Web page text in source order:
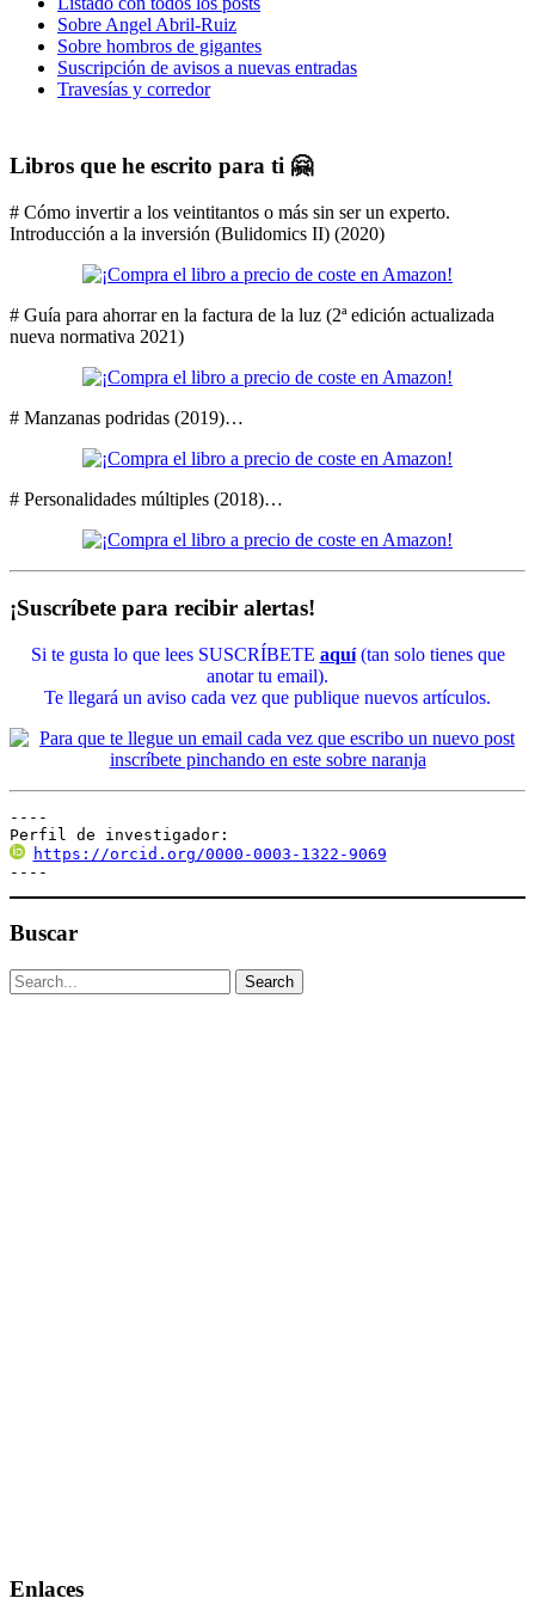
Sobre Angel Abril-Ruiz
Sobre hombros de gigantes
Suscripción de avisos a nuevas entradas
Travesías y corredor
Libros que he escrito para ti 🤗
# Cómo invertir a los veintitantos o más sin ser un experto.
Introducción a la inversión (Bulidomics II) (2020)
# Guía para ahorrar en la factura de la luz (2ª edición actualizada
nueva normativa 2021)
# Manzanas podridas (2019)…
# Personalidades múltiples (2018)…
¡Suscríbete para recibir alertas!
Si te gusta lo que lees SUSCRÍBETE aquí(tan solo tienes que
anotar tu email).
Te llegará un aviso cada vez que publique nuevos artículos.
----
Perfil de investigador:
https://orcid.org/0000-0003-1322-9069
----
Buscar
Enlaces